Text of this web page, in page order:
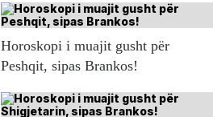
Horoskopi i muajit gusht për
Peshqit, sipas Brankos!